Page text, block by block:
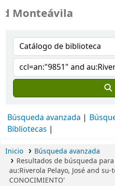
Búsqueda avanzada
Bibliotecas
Inicio
Búsqueda avanzada
Resultados de búsqueda
au:Riverola Pelayo, José and su-
CONOCIMIENTO'